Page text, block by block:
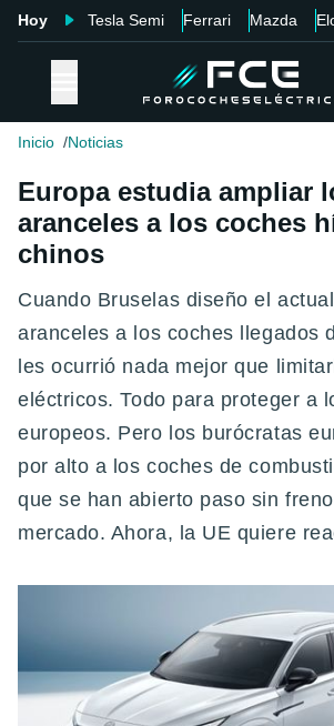
Hoy Tesla Semi Ferrari Mazda
Inicio Noticias
Europa estudia ampliar
aranceles a los coches
chinos
Cuando Bruselas diseño el
aranceles a los coches llegados
les ocurrió nada mejor que
eléctricos. Todo para proteger a
europeos. Pero los burócratas
por alto a los coches de
que se han abierto paso sin
mercado. Ahora, la UE quiere